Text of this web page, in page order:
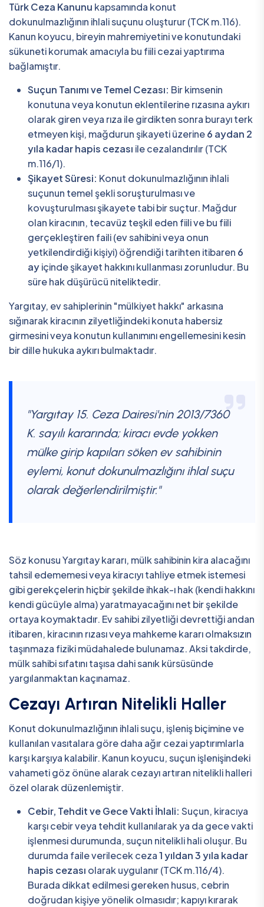
Türk Ceza Kanunu kapsamında konut
dokunulmazlığının ihlali suçunu oluşturur (TCK m.116).
Kanun koyucu, bireyin mahremiyetini ve konutundaki
sükuneti korumak amacıyla bu fiili cezai yaptırıma
bağlamıştır.
Suçun Tanımı ve Temel Cezası: Bir kimsenin
konutuna veya konutun eklentilerine rızasına aykırı
olarak giren veya rıza ile girdikten sonra burayı terk
etmeyen kişi, mağdurun şikayeti üzerine6 aydan 2
yıla kadar hapis cezası ile cezalandırılır (TCK
m.116/1).
Şikayet Süresi: Konut dokunulmazlığının ihlali
suçunun temel şekli soruşturulması ve
kovuşturulması şikayete tabi bir suçtur. Mağdur
olan kiracının, tecavüz teşkil eden fiili ve bu fiili
gerçekleştiren faili (ev sahibini veya onun
yetkilendirdiği kişiyi) öğrendiği tarihten itibaren 6
ayiçinde şikayet hakkını kullanması zorunludur. Bu
süre hak düşürücü niteliktedir.
Yargıtay, ev sahiplerinin "mülkiyet hakkı" arkasına
sığınarak kiracının zilyetliğindeki konuta habersiz
girmesini veya konutun kullanımını engellemesini kesin
bir dille hukuka aykırı bulmaktadır.
"Yargıtay 15. Ceza Dairesi'nin 2013/7360
K. sayılı kararında; kiracı evde yokken
mülke girip kapıları söken ev sahibinin
eylemi, konut dokunulmazlığını ihlal suçu
olarak değerlendirilmiştir."
Söz konusu Yargıtay kararı, mülk sahibinin kira alacağını
tahsil edememesi veya kiracıyı tahliye etmek istemesi
gibi gerekçelerin hiçbir şekilde ihkak-ı hak (kendi hakkını
kendi gücüyle alma) yaratmayacağını net bir şekilde
ortaya koymaktadır. Ev sahibi zilyetliği devrettiği andan
itibaren, kiracının rızası veya mahkeme kararı olmaksızın
taşınmaza fiziki müdahalede bulunamaz. Aksi takdirde,
mülk sahibi sıfatını taşısa dahi sanık kürsüsünde
yargılanmaktan kaçınamaz.
Cezayı Artıran Nitelikli Haller
Konut dokunulmazlığının ihlali suçu, işleniş biçimine ve
kullanılan vasıtalara göre daha ağır cezai yaptırımlarla
karşı karşıya kalabilir. Kanun koyucu, suçun işlenişindeki
vahameti göz önüne alarak cezayı artıran nitelikli halleri
özel olarak düzenlemiştir.
Cebir, Tehdit ve Gece Vakti İhlali: Suçun, kiracıya
karşı cebir veya tehdit kullanılarak ya da gece vakti
işlenmesi durumunda, suçun nitelikli hali oluşur. Bu
durumda faile verilecek ceza1 yıldan 3 yıla kadar
hapis cezası olarak uygulanır (TCK m.116/4).
Burada dikkat edilmesi gereken husus, cebrin
doğrudan kişiye yönelik olmasıdır; kapıyı kırarak